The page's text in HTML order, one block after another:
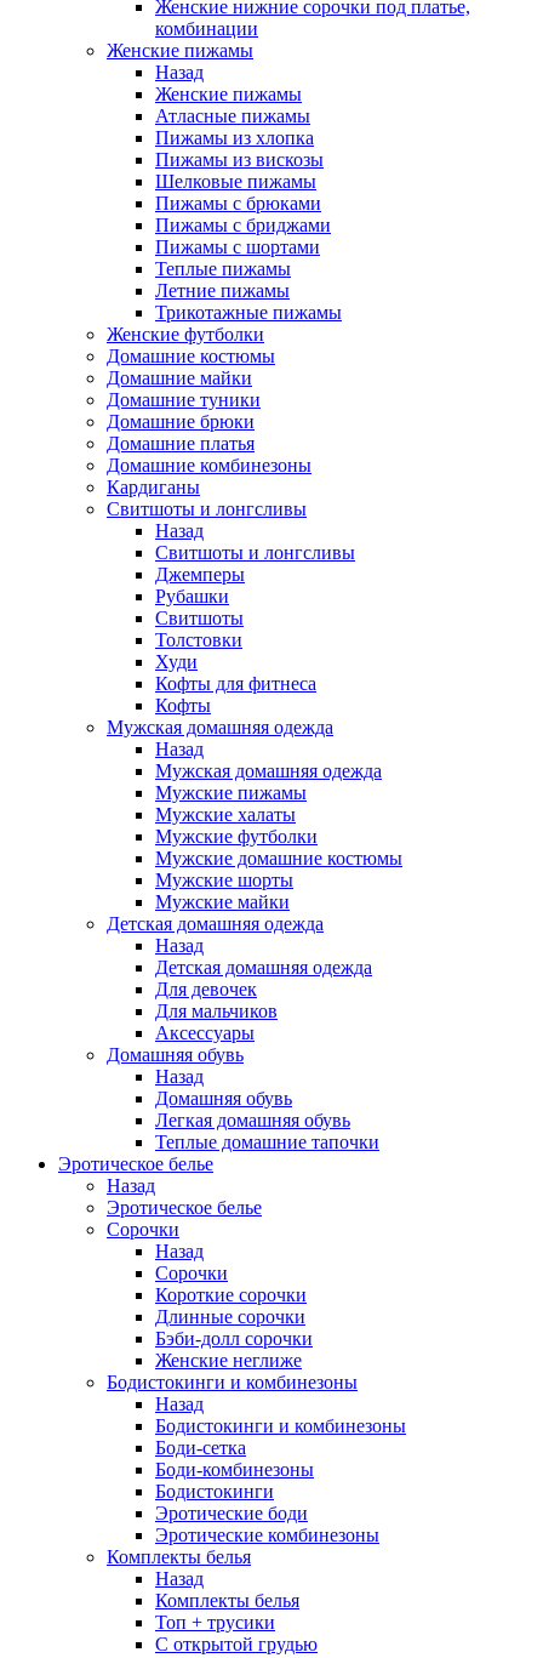
Женские нижние сорочки под платье,
комбинации
Женские пижамы
Назад
Женские пижамы
Атласные пижамы
Пижамы из хлопка
Пижамы из вискозы
Шелковые пижамы
Пижамы с брюками
Пижамы с бриджами
Пижамы с шортами
Теплые пижамы
Летние пижамы
Трикотажные пижамы
Женские футболки
Домашние костюмы
Домашние майки
Домашние туники
Домашние брюки
Домашние платья
Домашние комбинезоны
Кардиганы
Свитшоты и лонгсливы
Назад
Свитшоты и лонгсливы
Джемперы
Рубашки
Свитшоты
Толстовки
Худи
Кофты для фитнеса
Кофты
Мужская домашняя одежда
Назад
Мужская домашняя одежда
Мужские пижамы
Мужские халаты
Мужские футболки
Мужские домашние костюмы
Мужские шорты
Мужские майки
Детская домашняя одежда
Назад
Детская домашняя одежда
Для девочек
Для мальчиков
Аксессуары
Домашняя обувь
Назад
Домашняя обувь
Легкая домашняя обувь
Теплые домашние тапочки
Эротическое белье
Назад
Эротическое белье
Сорочки
Назад
Сорочки
Короткие сорочки
Длинные сорочки
Бэби-долл сорочки
Женские неглиже
Бодистокинги и комбинезоны
Назад
Бодистокинги и комбинезоны
Боди-сетка
Боди-комбинезоны
Бодистокинги
Эротические боди
Эротические комбинезоны
Комплекты белья
Назад
Комплекты белья
Топ + трусики
С открытой грудью